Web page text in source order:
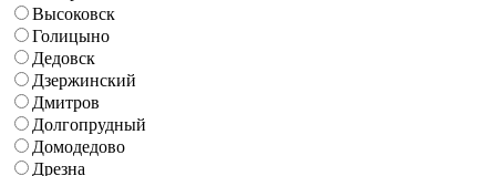
Высоковск
Голицыно
Дедовск
Дзержинский
Дмитров
Долгопрудный
Домодедово
Дрезна